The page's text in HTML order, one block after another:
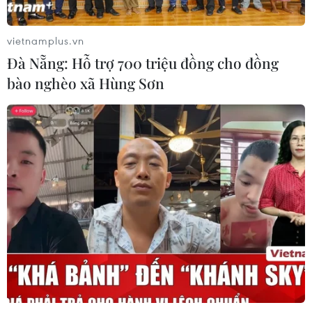
người trên quốc lộ ở Quảng Trị
Khởi tố Chủ tịch Hội đồng quản trị,
Giám đốc Công ty cổ phần Mekolor
06/08/2026 09:06
Thêm một nhóm dàn cảnh cướp giật
tại khu Tân Huê Viên sa lưới
06/08/2026 05:57
Khẩn trường khám nghiệm
hiện trường, điều tra nguyên nhân
vietnamplus.vn
Đà Nẵng: Hỗ trợ 700 triệu đồng cho đồng
bào nghèo xã Hùng Sơn